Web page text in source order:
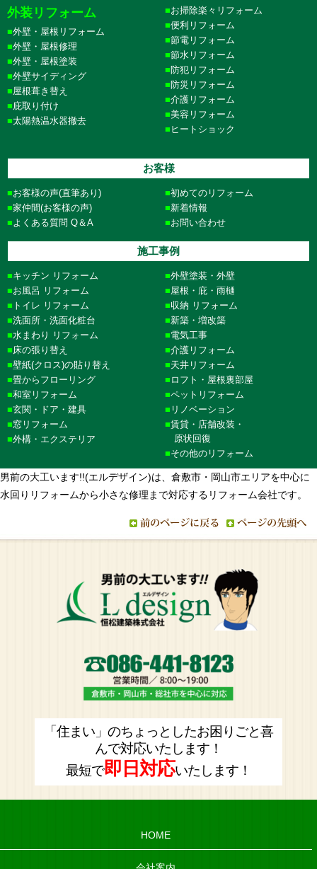
外装リフォーム
外壁・屋根リフォーム
外壁・屋根修理
外壁・屋根塗装
外壁サイディング
屋根葺き替え
庇取り付け
太陽熱温水器撤去
お掃除楽々リフォーム
便利リフォーム
節電リフォーム
節水リフォーム
防犯リフォーム
防災リフォーム
介護リフォーム
美容リフォーム
ヒートショック
お客様
お客様の声(直筆あり)
家仲間(お客様の声)
よくある質問 Q＆A
初めてのリフォーム
新着情報
お問い合わせ
施工事例
キッチン リフォーム
お風呂 リフォーム
トイレ リフォーム
洗面所・洗面化粧台
水まわり リフォーム
床の張り替え
壁紙(クロス)の貼り替え
畳からフローリング
和室リフォーム
玄関・ドア・建具
窓リフォーム
外構・エクステリア
外壁塗装・外壁
屋根・庇・雨樋
収納 リフォーム
新築・増改築
電気工事
介護リフォーム
天井リフォーム
ロフト・屋根裏部屋
ペットリフォーム
リノベーション
賃貸・店舗改装・
原状回復
その他のリフォーム
男前の大工います!!(エルデザイン)は、倉敷市・岡山市エリアを中心に
水回りリフォームから小さな修理まで対応するリフォーム会社です。
「住まい」のちょっとしたお困りごと喜
んで対応いたします！
最短で即日対応いたします！
HOME